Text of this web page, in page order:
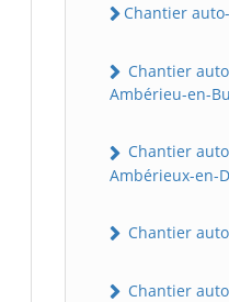
Chantier
Chantier
Ambérieu-en-
Chantier
Ambérieux-en-
Chantier
Chantier